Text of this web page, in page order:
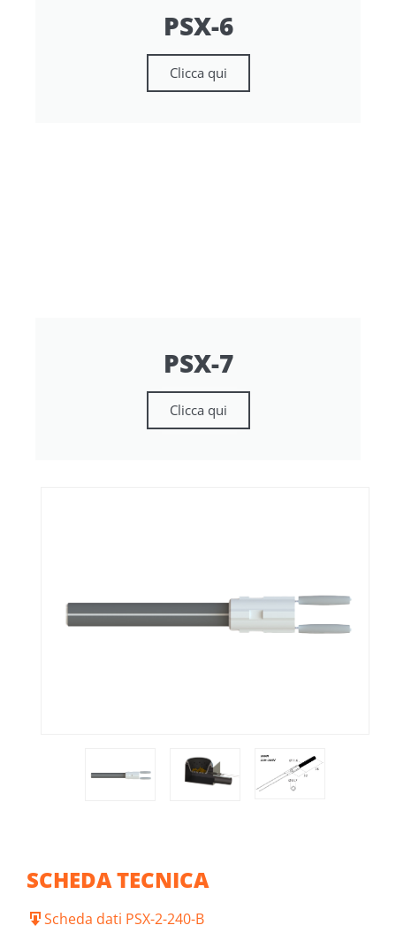
SCHEDA TECNICA
Scheda dati PSX-2-240-B
PSX-6
Clicca qui
PSX-7
Clicca qui